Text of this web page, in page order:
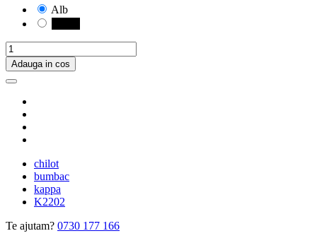
Alb
Adauga in cos
chilot
bumbac
kappa
K2202
Te ajutam? 0730 177 166